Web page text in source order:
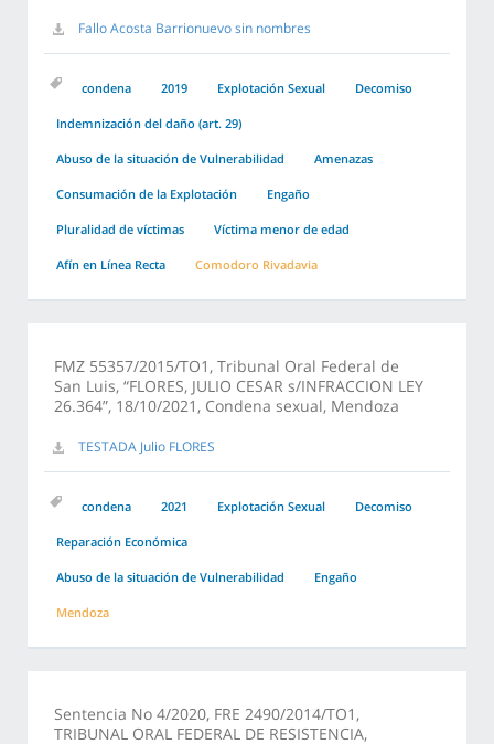
Fallo Acosta Barrionuevo sin nombres
condena 2019 Explotación Sexual Decomiso
Indemnización del daño (art. 29)
Abuso de la situación de Vulnerabilidad Amenazas
Consumación de la Explotación Engaño
Pluralidad de víctimas Víctima menor de edad
Afín en Línea Recta Comodoro Rivadavia
FMZ 55357/2015/TO1, Tribunal Oral Federal de
San Luis, “FLORES, JULIO CESAR s/INFRACCION LEY
26.364”, 18/10/2021, Condena sexual, Mendoza
TESTADA Julio FLORES
condena 2021 Explotación Sexual Decomiso
Reparación Económica
Abuso de la situación de Vulnerabilidad Engaño
Mendoza
Sentencia No 4/2020, FRE 2490/2014/TO1,
TRIBUNAL ORAL FEDERAL DE RESISTENCIA,